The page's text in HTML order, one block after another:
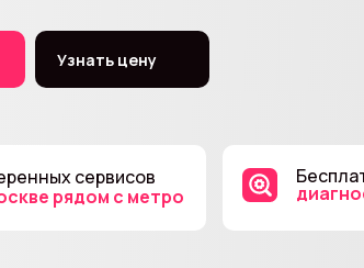
Узнать цену
сервисов
рядом с метро